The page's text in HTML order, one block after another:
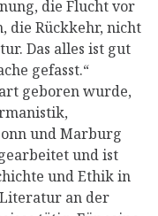
die Flucht vor
die Rückkehr, nicht
Das alles ist gut
gefasst.“
geboren wurde,
und Marburg
und ist
und Ethik in
an der